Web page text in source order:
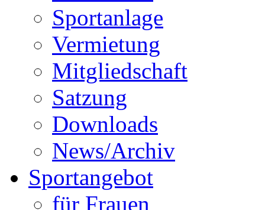
Sportanlage
Vermietung
Mitgliedschaft
Satzung
Downloads
News/Archiv
Sportangebot
für Frauen